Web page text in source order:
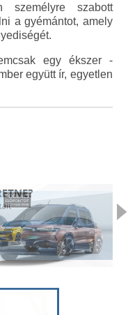
személyre szabott
a gyémántot, amely
egy ékszer -
együtt ír, egyetlen